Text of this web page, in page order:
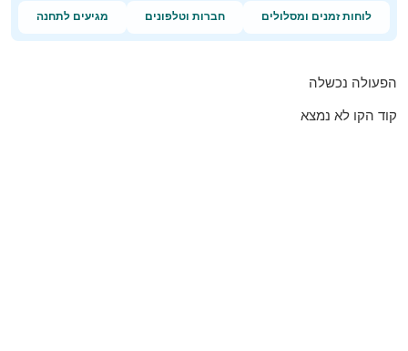
לוחות זמנים ומסלולים חברות וטלפונים מגיעים לתחנה
הפעולה נכשלה
קוד הקו לא נמצא